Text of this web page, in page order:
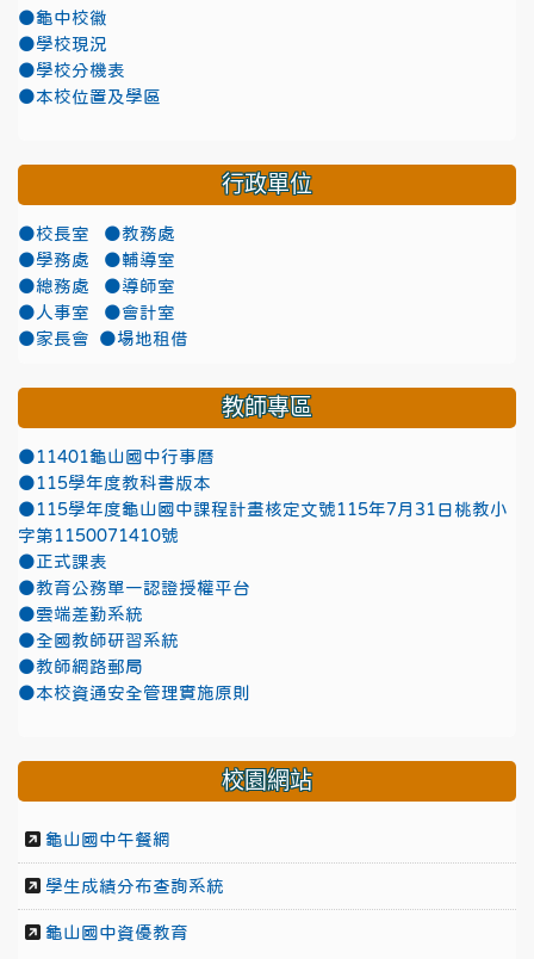
●龜中校徽
●學校現況
●學校分機表
●本校位置及學區
行政單位
●校長室
●教務處
●學務處
●輔導室
●總務處
●導師室
●人事室
●會計室
●家長會
●場地租借
教師專區
●11401龜山國中行事曆
●115學年度教科書版本
●115學年度龜山國中課程計畫核定文號115年7月31日桃教小
字第1150071410號
●正式課表
●教育公務單一認證授權平台
●雲端差勤系統
●全國教師研習系統
●教師網路郵局
●本校資通安全管理實施原則
校園網站
龜山國中午餐網
學生成績分布查詢系統
龜山國中資優教育